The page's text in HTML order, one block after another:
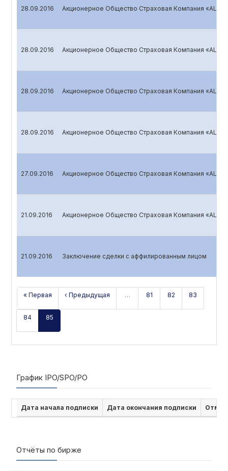
28.09.2016 Акционерное Общество Страховая Компания
28.09.2016 Акционерное Общество Страховая Компания
28.09.2016 Акционерное Общество Страховая Компания
28.09.2016 Акционерное Общество Страховая Компания
27.09.2016 Акционерное Общество Страховая Компания
21.09.2016 Акционерное Общество Страховая Компания
21.09.2016 Заключение сделки с аффилированным лицом
« Первая ‹ Предыдущая … 81 82 83
84 85
График IPO/SPO/PO
Дата начала подписки Дата окончания подписки
Отчёты по бирже